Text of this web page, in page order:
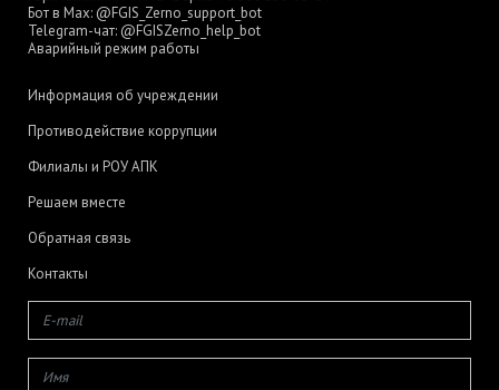
Бот в Max: @FGIS_Zerno_support_bot
Telegram-чат: @FGISZerno_help_bot
Аварийный режим работы
Информация об учреждении
Противодействие коррупции
Филиалы и РОУ АПК
Решаем вместе
Обратная связь
Контакты